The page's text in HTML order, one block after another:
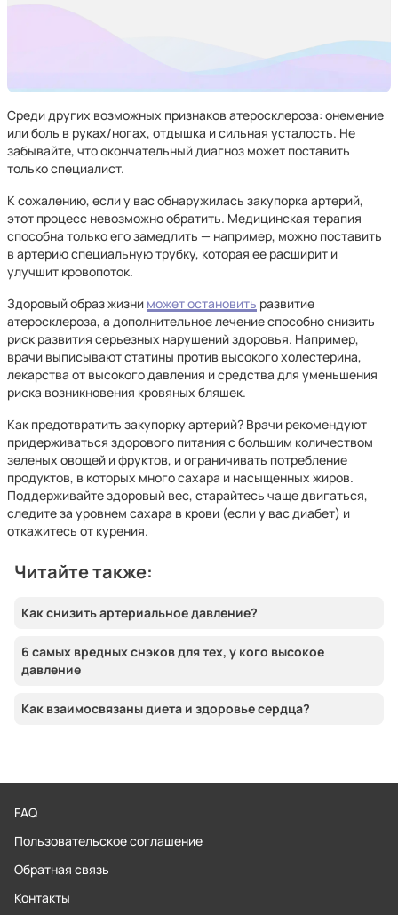
Среди других возможных признаков атеросклероза: онемение
или боль в руках/ногах, отдышка и сильная усталость. Не
забывайте, что окончательный диагноз может поставить
только специалист.
К сожалению, если у вас обнаружилась закупорка артерий,
этот процесс невозможно обратить. Медицинская терапия
способна только его замедлить — например, можно поставить
в артерию специальную трубку, которая ее расширит и
улучшит кровопоток.
Здоровый образ жизни может остановить развитие
атеросклероза, а дополнительное лечение способно снизить
риск развития серьезных нарушений здоровья. Например,
врачи выписывают статины против высокого холестерина,
лекарства от высокого давления и средства для уменьшения
риска возникновения кровяных бляшек.
Как предотвратить закупорку артерий? Врачи рекомендуют
придерживаться здорового питания с большим количеством
зеленых овощей и фруктов, и ограничивать потребление
продуктов, в которых много сахара и насыщенных жиров.
Поддерживайте здоровый вес, старайтесь чаще двигаться,
следите за уровнем сахара в крови (если у вас диабет) и
откажитесь от курения.
Читайте также:
Как снизить артериальное давление?
6 самых вредных снэков для тех, у кого высокое
давление
Как взаимосвязаны диета и здоровье сердца?
FAQ
Пользовательское соглашение
Обратная связь
Контакты